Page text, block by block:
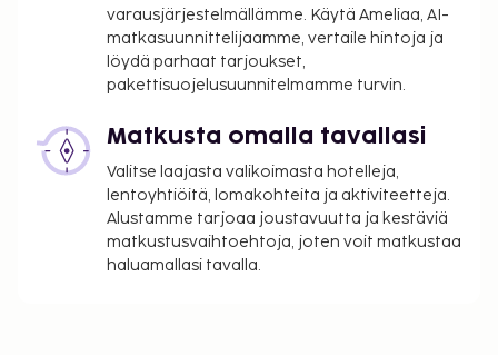
Tässä on mainittu kaikki majoituspaikan meille
ilmoittamat maksut.
Maksu buffetaamiaisesta: noin 13 EUR aikuisille
Omatoiminen pysäköinti: 9 EUR per yö
Lemmikit: 9 EUR per lemmikki per yö
Avustajaeläimistä ei veloiteta lisämaksuja
Yllä oleva luettelo ei ehkä kata kaikkea. Maksut ja
takuumaksut eivät välttämättä sisällä veroja, ja ne
varausjärjestelmällämme. Käytä Ameliaa, AI-
matkasuunnittelijaamme, vertaile hintoja ja
löydä parhaat tarjoukset,
pakettisuojelusuunnitelmamme turvin.
Matkusta omalla tavallasi
Valitse laajasta valikoimasta hotelleja,
lentoyhtiöitä, lomakohteita ja aktiviteetteja.
Alustamme tarjoaa joustavuutta ja kestäviä
matkustusvaihtoehtoja, joten voit matkustaa
haluamallasi tavalla.